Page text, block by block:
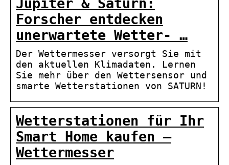
Jupiter & Saturn:
Forscher entdecken
unerwartete Wetter- …
Der Wettermesser versorgt Sie mit
den aktuellen Klimadaten. Lernen
Sie mehr über den Wettersensor und
smarte Wetterstationen von SATURN!
Wetterstationen für Ihr
Smart Home kaufen –
Wettermesser